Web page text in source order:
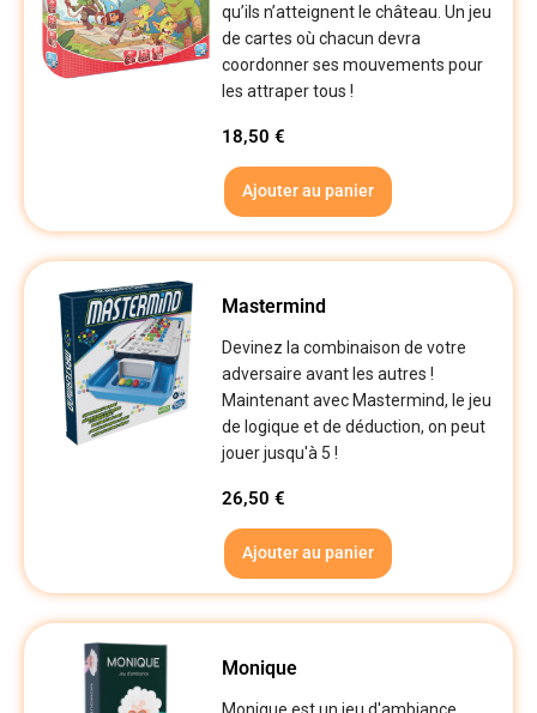
qu’ils n’atteignent le château. Un jeu
de cartes où chacun devra
coordonner ses mouvements pour
les attraper tous !
18,50€
Ajouter au panier
Mastermind
Devinez la combinaison de votre
adversaire avant les autres !
Maintenant avec Mastermind, le jeu
de logique et de déduction, on peut
jouer jusqu'à 5 !
26,50€
Ajouter au panier
Monique
Monique est un jeu d'ambiance